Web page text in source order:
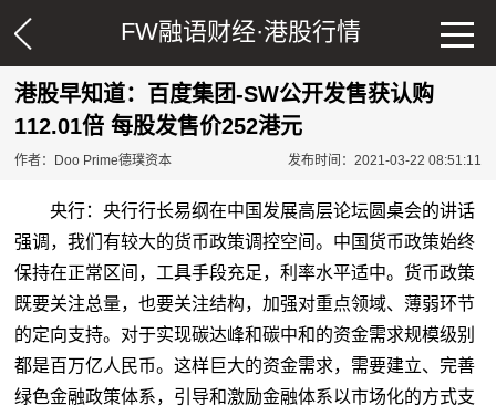
FW融语财经·港股行情
港股早知道：百度集团-SW公开发售获认购
112.01倍 每股发售价252港元
作者：Doo Prime德璞资本 发布时间：2021-03-22 08:51:11
央行：央行行长易纲在中国发展高层论坛圆桌会的讲话
强调，我们有较大的货币政策调控空间。中国货币政策始终
保持在正常区间，工具手段充足，利率水平适中。货币政策
既要关注总量，也要关注结构，加强对重点领域、薄弱环节
的定向支持。对于实现碳达峰和碳中和的资金需求规模级别
都是百万亿人民币。这样巨大的资金需求，需要建立、完善
绿色金融政策体系，引导和激励金融体系以市场化的方式支